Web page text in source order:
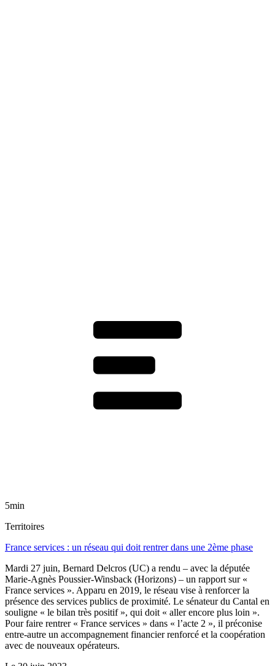
5min
Territoires
France services : un réseau qui doit rentrer dans une 2ème phase
Mardi 27 juin, Bernard Delcros (UC) a rendu – avec la députée
Marie-Agnès Poussier-Winsback (Horizons) – un rapport sur «
France services ». Apparu en 2019, le réseau vise à renforcer la
présence des services publics de proximité. Le sénateur du Cantal en
souligne « le bilan très positif », qui doit « aller encore plus loin ».
Pour faire rentrer « France services » dans « l’acte 2 », il préconise
entre-autre un accompagnement financier renforcé et la coopération
avec de nouveaux opérateurs.